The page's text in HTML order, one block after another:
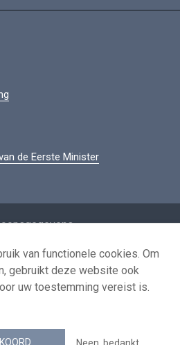
de Eerste Minister
voor het hergebruik
ons
RSS feed
van functionele cookies. Om
gebruikt deze website ook
uw toestemming vereist is.
Neen, bedankt